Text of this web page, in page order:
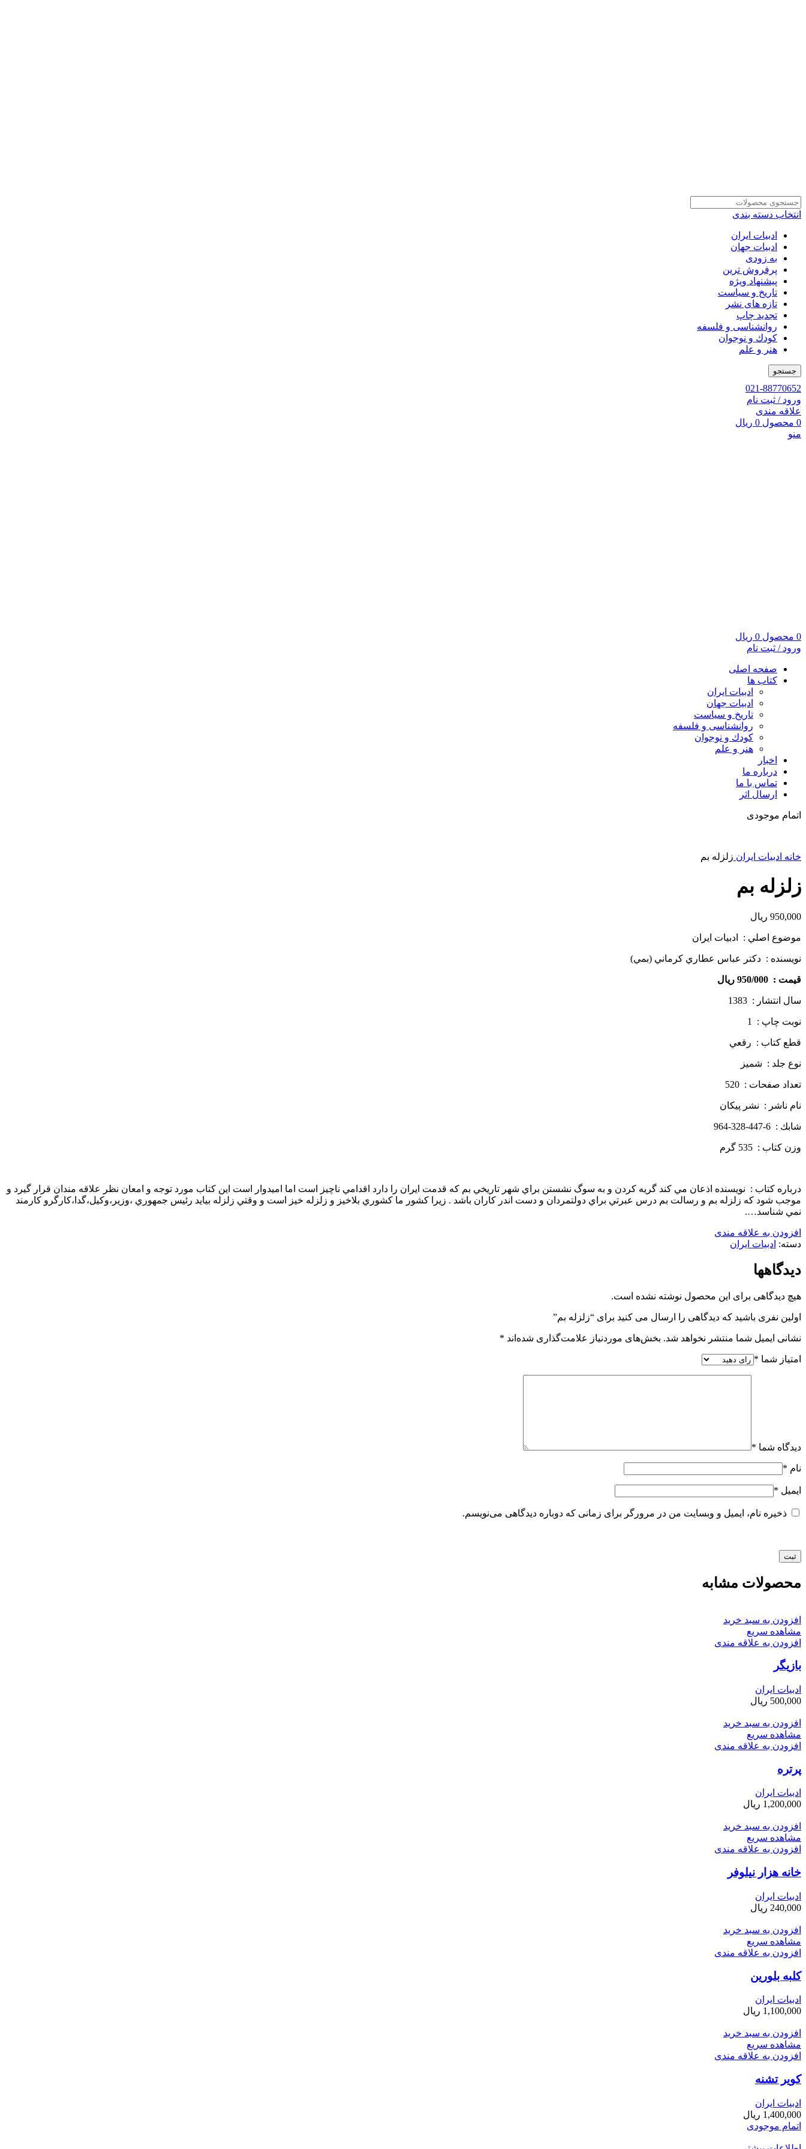
انتخاب دسته بندی
ادبیات ایران
ادبیات جهان
به زودی
پرفروش ترین
پیشنهاد ویژه
تاریخ و سیاست
تازه های نشر
تجدید چاپ
روانشناسی و فلسفه
کودك و نوجوان
هنر و علم
جستجو
021-88770652
ورود / ثبت نام
علاقه مندی
0 محصول 0 ریال
منو
0 محصول 0 ریال
ورود / ثبت نام
صفحه اصلی
کتاب ها
ادبیات ایران
ادبیات جهان
تاریخ و سیاست
روانشناسی و فلسفه
کودك و نوجوان
هنر و علم
اخبار
درباره ما
تماس با ما
ارسال اثر
اتمام موجودی
خانه ادبیات ایران زلزله بم
زلزله بم
950,000 ریال
موضوع اصلي : ادبيات ايران
نويسنده : دكتر عباس عطاري كرماني (بمي)
قيمت : 950/000 ريال
سال انتشار : 1383
نوبت چاپ : 1
قطع كتاب : رقعي
نوع جلد : شميز
تعداد صفحات : 520
نام ناشر : نشر پيكان
شابك : 6-447-328-964
وزن كتاب : 535 گرم
درباره كتاب : نويسنده اذعان مي كند گريه كردن و به سوگ نشستن براي شهر تاريخي بم كه قدمت ايران را دارد اقدامي ناچيز است اما اميدوار است اين كتاب مورد توجه و امعان نظر علاقه مندان قرار گيرد و
موجب شود كه زلزله بم و رسالت بم درس عبرتي براي دولتمردان و دست اندر كاران باشد . زيرا كشور ما كشوري بلاخيز و زلزله خيز است و وقتي زلزله بيايد رئيس جمهوري ،وزير،وكيل،گدا،كارگرو كارمند
نمي شناسد….
افزودن به علاقه مندی
دسته: ادبیات ایران
دیدگاهها
هیچ دیدگاهی برای این محصول نوشته نشده است.
اولین نفری باشید که دیدگاهی را ارسال می کنید برای “زلزله بم”
نشانی ایمیل شما منتشر نخواهد شد. بخش‌های موردنیاز علامت‌گذاری شده‌اند *
امتیاز شما *
دیدگاه شما *
نام *
ایمیل *
ذخیره نام، ایمیل و وبسایت من در مرورگر برای زمانی که دوباره دیدگاهی می‌نویسم.
محصولات مشابه
افزودن به سبد خرید
مشاهده سریع
افزودن به علاقه مندی
بازیگر
ادبیات ایران
500,000 ریال
افزودن به سبد خرید
مشاهده سریع
افزودن به علاقه مندی
پرتره
ادبیات ایران
1,200,000 ریال
افزودن به سبد خرید
مشاهده سریع
افزودن به علاقه مندی
خانه هزار نیلوفر
ادبیات ایران
240,000 ریال
افزودن به سبد خرید
مشاهده سریع
افزودن به علاقه مندی
کلبه بلورین
ادبیات ایران
1,100,000 ریال
افزودن به سبد خرید
مشاهده سریع
افزودن به علاقه مندی
کویر تشنه
ادبیات ایران
1,400,000 ریال
اتمام موجودی